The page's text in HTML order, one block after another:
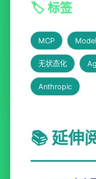
🏷️ 标签
MCP
无状态化
Anthropic
📚 延伸